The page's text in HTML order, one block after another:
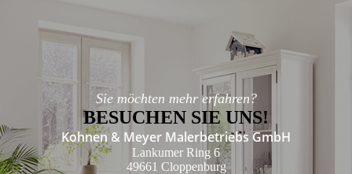
Sie möchten mehr erfahren?
BESUCHEN SIE UNS!
Kohnen & Meyer Malerbetriebs GmbH
Lankumer Ring 6
49661 Cloppenburg